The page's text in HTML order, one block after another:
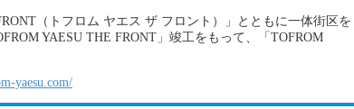
（トフロム ヤエス ザ フロント）」とともに一体街区を
YAESU THE FRONT」竣工をもって、「TOFROM
yaesu.com/